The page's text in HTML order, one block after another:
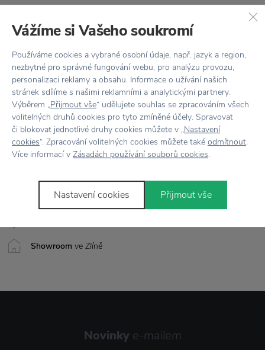
Vše skladem,odesíláme ihned
Vrácení zbožído 30 dnů
Showroom ve Zlíně
Sklo / Rákos
Rozměr Ø: 8 cm x V: 9,8 cm
Vůně Černý čaj, divoká máta, sušená jablka, skořice
Novinky e-mailem
Vážíme si Vašeho soukromí
Používáme cookies a vybrané osobní údaje, např. jazyk a region,
nezbytné pro správné fungování webu, pro analýzu provozu,
personalizaci reklamy a obsahu. Informace o užívání našich
stránek sdílíme s našimi reklamními a analytickými partnery.
Výběrem „Přijmout vše“ udělujete souhlas se zpracováním všech
volitelných druhů cookies pro tyto zmíněné účely. Spravovat
či blokovat jednotlivé druhy cookies můžete v „Nastavení
cookies“. Zpracování volitelných cookies můžete také odmítnout.
Více informací v Zásadách používání souborů cookies.
Nastavení cookies Přijmout vše